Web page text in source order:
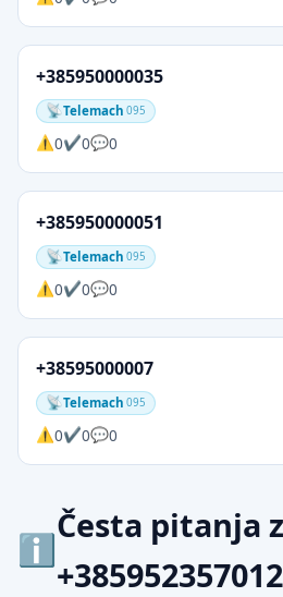
+385950000035
Telemach 095
0 0 0
+385950000051
Telemach 095
0 0 0
+38595000007
Telemach 095
0 0 0
Česta pitanja
+385952357012